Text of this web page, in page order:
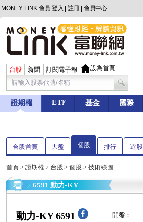
MONEY LINK 會員 登入 註冊 會員中心
台股 新聞 訂閱電子報 設為首頁
證期權 ETF 基金 國際
台股首頁 大盤 個股 排行 選股
首頁 > 證期權 > 台股 > 個股 > 技術線圖
6591 動力-KY
動力-KY 6591 開盤：